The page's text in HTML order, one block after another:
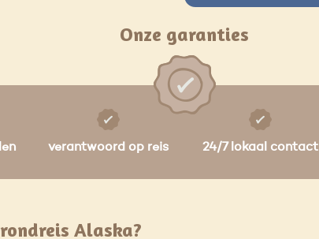
Onze garanties
verantwoord op reis 24/7 lokaal contact
Alaska?